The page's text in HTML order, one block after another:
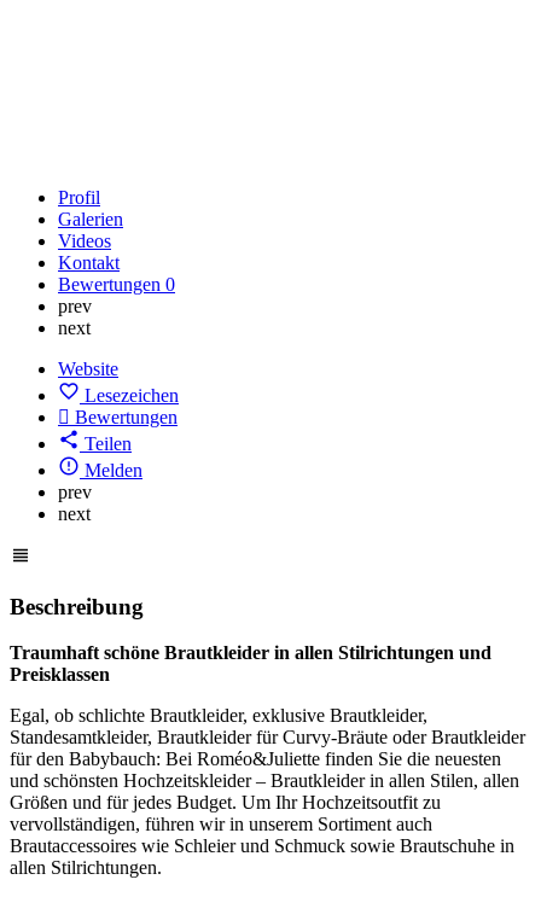
Profil
Galerien
Videos
Kontakt
Bewertungen 0
prev
next
Website
Lesezeichen
Bewertungen
Teilen
Melden
prev
next
Beschreibung
Traumhaft schöne Brautkleider in allen Stilrichtungen und
Preisklassen
Egal, ob schlichte Brautkleider, exklusive Brautkleider,
Standesamtkleider, Brautkleider für Curvy-Bräute oder Brautkleider
für den Babybauch: Bei Roméo&Juliette finden Sie die neuesten
und schönsten Hochzeitskleider – Brautkleider in allen Stilen, allen
Größen und für jedes Budget. Um Ihr Hochzeitsoutfit zu
vervollständigen, führen wir in unserem Sortiment auch
Brautaccessoires wie Schleier und Schmuck sowie Brautschuhe in
allen Stilrichtungen.